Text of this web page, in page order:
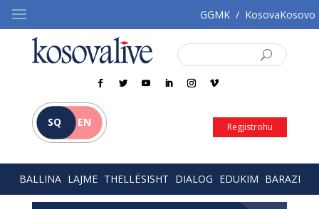
GGMK / KosovaKosovo
SQ EN Regjistrohu
BALLINA LAJME THELLËSISHT DIALOG EDUKIM BARAZI